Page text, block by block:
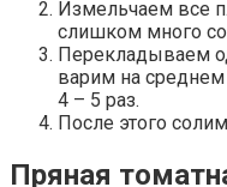
Измельчаем все
слишком много
Перекладываем
варим на
4 – 5 раз.
После этого
Пряная